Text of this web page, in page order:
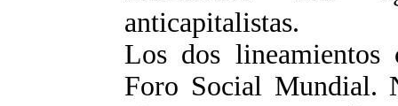
anticapitalistas.
Los dos
Foro Social Mundial.